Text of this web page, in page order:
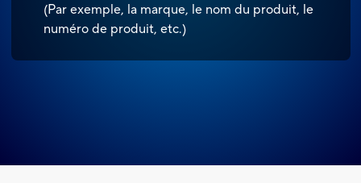
(Par exemple, la marque, le nom du produit, le
numéro de produit, etc.)